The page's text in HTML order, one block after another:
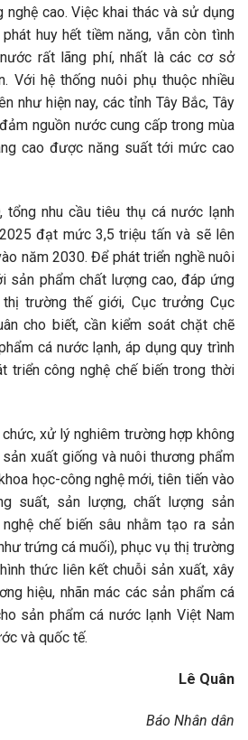
cao. Việc khai thác và sử dụng
huy hết tiềm năng, vẫn còn tình
rất lãng phí, nhất là các cơ sở
Với hệ thống nuôi phụ thuộc nhiều
như hiện nay, các tỉnh Tây Bắc, Tây
nguồn nước cung cấp trong mùa
cao được năng suất tới mức cao
tổng nhu cầu tiêu thụ cá nước lạnh
đạt mức 3,5 triệu tấn và sẽ lên
năm 2030. Để phát triển nghề nuôi
sản phẩm chất lượng cao, đáp ứng
trường thế giới, Cục trưởng Cục
cho biết, cần kiểm soát chặt chẽ
cá nước lạnh, áp dụng quy trình
triển công nghệ chế biến trong thời
xử lý nghiêm trường hợp không
xuất giống và nuôi thương phẩm
học-công nghệ mới, tiên tiến vào
suất, sản lượng, chất lượng sản
chế biến sâu nhằm tạo ra sản
trứng cá muối), phục vụ thị trường
thức liên kết chuỗi sản xuất, xây
hiệu, nhãn mác các sản phẩm cá
sản phẩm cá nước lạnh Việt Nam
và quốc tế.
Lê Quân
Báo Nhân dân